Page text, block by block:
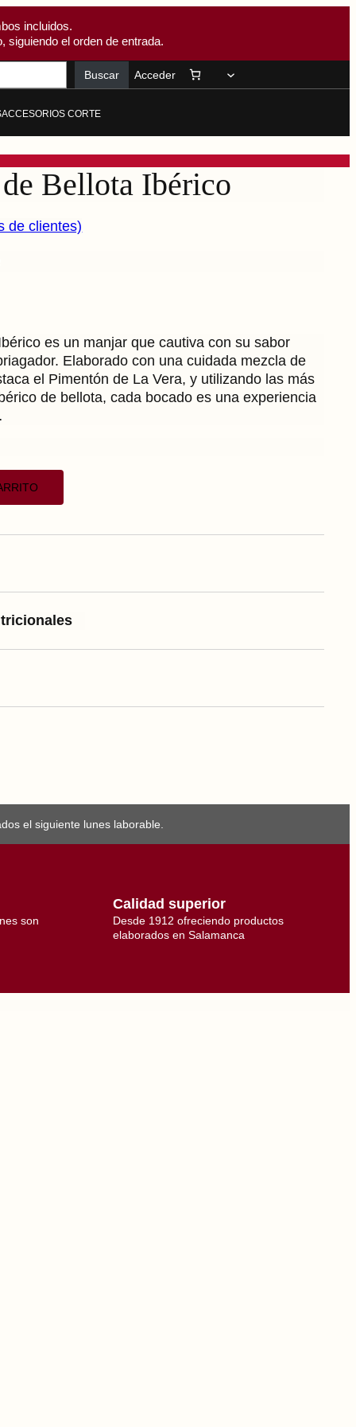
incluidos.
siguiendo el orden de entrada.
Buscar Acceder
ACCESORIOS CORTE
Bellota Ibérico
de clientes)
es un manjar que cautiva con su sabor
Elaborado con una cuidada mezcla de
el Pimentón de La Vera, y utilizando las más
de bellota, cada bocado es una experiencia
el siguiente lunes laborable.
son
Calidad superior
Desde 1912 ofreciendo productos
elaborados en Salamanca